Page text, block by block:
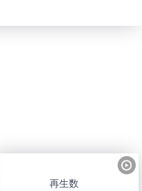
再生数